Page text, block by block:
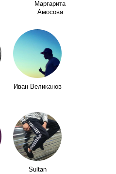
Маргарита
Амосова
Иван Великанов
Sultan